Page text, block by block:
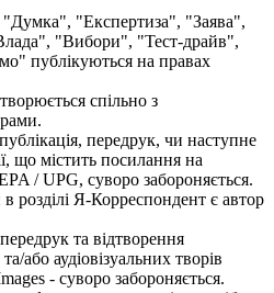
"Експертиза", "Заява",
"Вибори", "Тест-драйв",
публікуються на правах
спільно з
передрук, чи наступне
що містить посилання на
/ UPG, суворо забороняється.
розділі Я-Корреспондент є автор
та відтворення
або аудіовізуальних творів
- суворо забороняється.